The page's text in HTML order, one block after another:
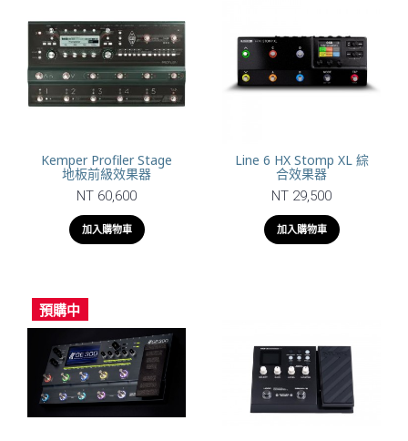
Kemper Profiler Stage
地板前級效果器
NT 60,600
加入購物車
Line 6 HX Stomp XL 綜
合效果器
NT 29,500
加入購物車
預購中